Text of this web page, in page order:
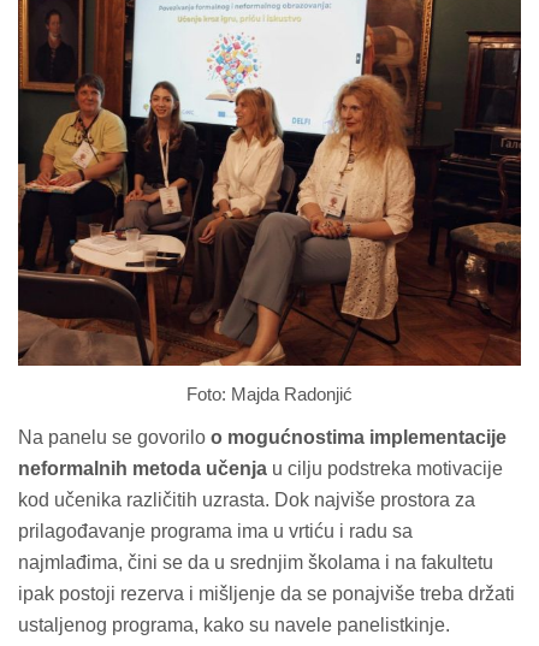
Foto: Majda Radonjić
Na panelu se govorilo o mogućnostima implementacije
neformalnih metoda učenja u cilju podstreka motivacije
kod učenika različitih uzrasta. Dok najviše prostora za
prilagođavanje programa ima u vrtiću i radu sa
najmlađima, čini se da u srednjim školama i na fakultetu
ipak postoji rezerva i mišljenje da se ponajviše treba držati
ustaljenog programa, kako su navele panelistkinje.